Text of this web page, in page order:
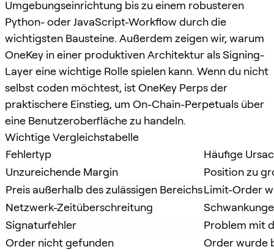
Umgebungseinrichtung bis zu einem robusteren
Python- oder JavaScript-Workflow durch die
wichtigsten Bausteine. Außerdem zeigen wir, warum
OneKey in einer produktiven Architektur als Signing-
Layer eine wichtige Rolle spielen kann. Wenn du nicht
selbst coden möchtest, ist OneKey Perps der
praktischere Einstieg, um On-Chain-Perpetuals über
eine Benutzeroberfläche zu handeln.
Wichtige Vergleichstabelle
Fehlertyp
Häufige
Unzureichende Margin
Position zu
Preis außerhalb des zulässigen BereichsLimit-Order
Netzwerk-Zeitüberschreitung
Signaturfehler
Problem mit
Order nicht gefunden
Order wurde